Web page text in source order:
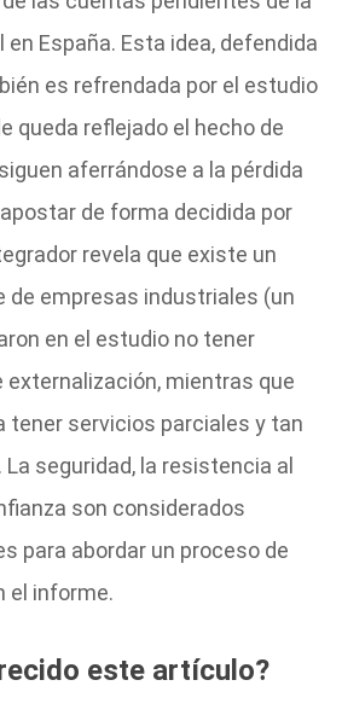
España. Esta idea, defendida
es refrendada por el estudio
queda reflejado el hecho de
aferrándose a la pérdida
de forma decidida por
revela que existe un
de empresas industriales (un
en el estudio no tener
externalización, mientras que
tener servicios parciales y tan
seguridad, la resistencia al
son considerados
para abordar un proceso de
el informe.
este artículo?